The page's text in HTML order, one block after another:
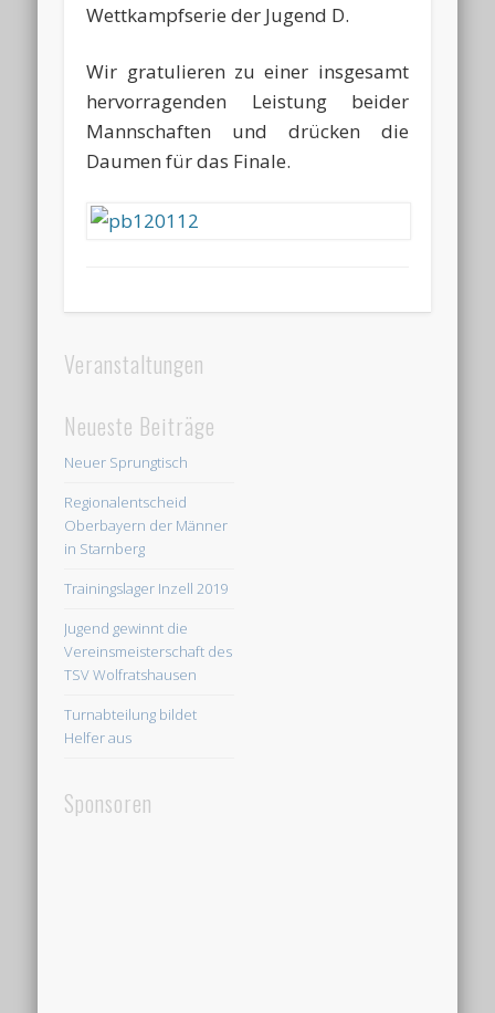
Wettkampfserie der Jugend D.
Wir gratulieren zu einer insgesamt
hervorragenden Leistung beider
Mannschaften und drücken die
Daumen für das Finale.
Veranstaltungen
Neueste Beiträge
Neuer Sprungtisch
Regionalentscheid
Oberbayern der Männer
in Starnberg
Trainingslager Inzell 2019
Jugend gewinnt die
Vereinsmeisterschaft des
TSV Wolfratshausen
Turnabteilung bildet
Helfer aus
Sponsoren